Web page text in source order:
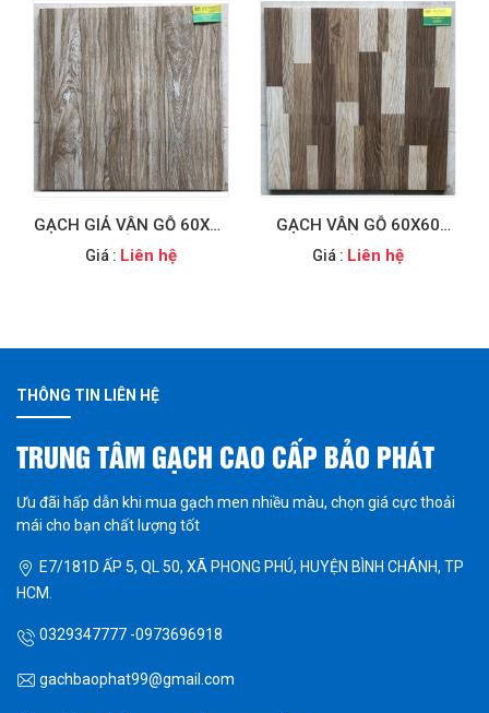
GẠCH GIẢ VÂN GỖ 60X60
AMY CẦN THƠ
Giá : Liên hệ
GẠCH VÂN GỖ 60X60
BÓNG KIẾNG QUẬN 9
Giá : Liên hệ
THÔNG TIN LIÊN HỆ
TRUNG TÂM GẠCH CAO CẤP BẢO PHÁT
Ưu đãi hấp dẫn khi mua gạch men nhiều màu, chọn giá cực thoải
mái cho bạn chất lượng tốt
E7/181D ẤP 5, QL 50, XÃ PHONG PHÚ, HUYỆN BÌNH CHÁNH, TP
HCM.
0329347777 -0973696918
gachbaophat99@gmail.com